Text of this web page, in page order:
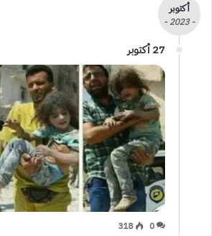
أكتوبر
- 2023 -
27 أكتوبر
0
318